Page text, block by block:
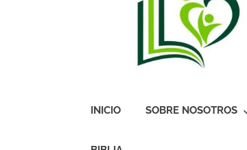
Esperanza
de
INICIO SOBRE NOSOTROS